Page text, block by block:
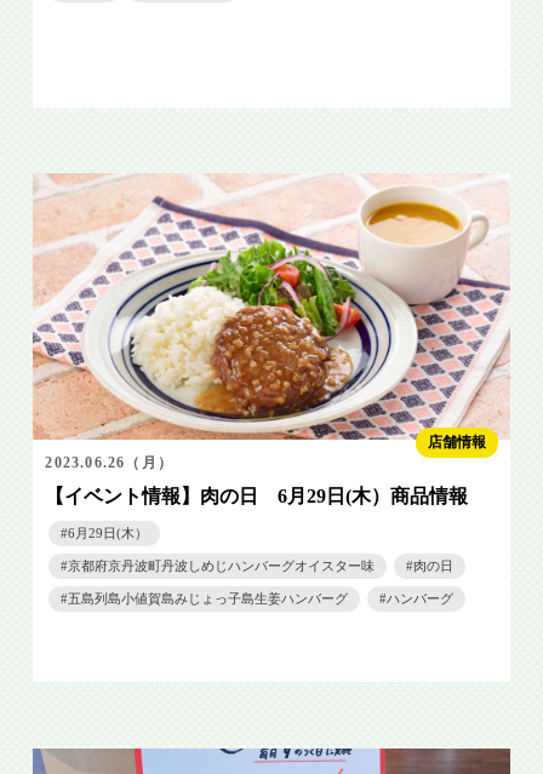
店舗情報
2023.06.26（月）
【イベント情報】肉の日 6月29日(木）商品情報
6月29日(木）
京都府京丹波町丹波しめじハンバーグオイスター味 肉の日
五島列島小値賀島みじょっ子島生姜ハンバーグ ハンバーグ